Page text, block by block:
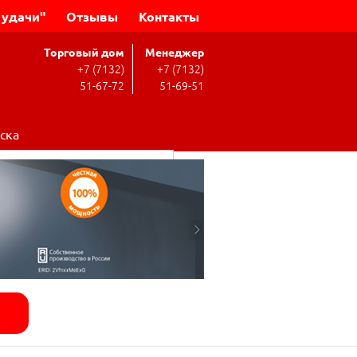
Отзывы Контакты
Поиск
Торговый дом
+7 (7132)
51-67-72
Менеджер
+7 (7132)
51-69-51